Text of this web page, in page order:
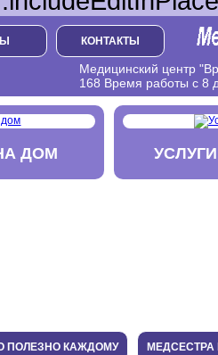
КОНТАКТЫ
Медицинский центр
168 Время работы с 8
ДОМ
ПОЛЕЗНО КАЖДОМУ